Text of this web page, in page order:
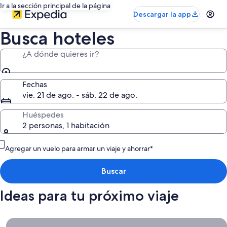
Ir a la sección principal de la página
Descargar la app
Busca hoteles
¿A dónde quieres ir?
Fechas
vie. 21 de ago. - sáb. 22 de ago.
Huéspedes
2 personas, 1 habitación
Agregar un vuelo para armar un viaje y ahorrar*
Buscar
Ideas para tu próximo viaje